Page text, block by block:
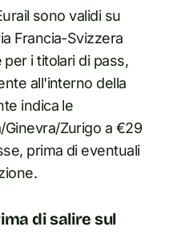
sono validi su
Francia-Svizzera
i titolari di pass,
all'interno della
indica le
Ginevra/Zurigo a €29
prima di eventuali
di salire sul